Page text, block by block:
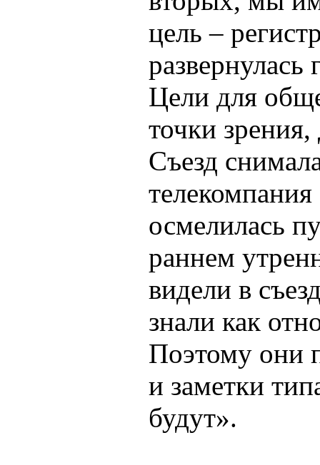
цель –
Цели для
точки
Съезд
осмелилась
раннем
видели в
знали как
Поэтому они
и заметки
будут».